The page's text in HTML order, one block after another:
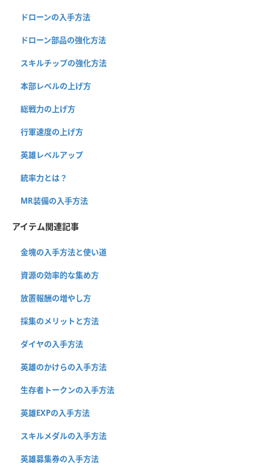
ドローンの入手方法
ドローン部品の強化方法
スキルチップの強化方法
本部レベルの上げ方
総戦力の上げ方
行軍速度の上げ方
英雄レベルアップ
統率力とは？
MR装備の入手方法
アイテム関連記事
金塊の入手方法と使い道
資源の効率的な集め方
放置報酬の増やし方
採集のメリットと方法
ダイヤの入手方法
英雄のかけらの入手方法
生存者トークンの入手方法
英雄EXPの入手方法
スキルメダルの入手方法
英雄募集券の入手方法